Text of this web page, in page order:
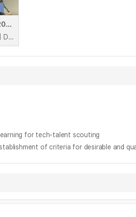
글로벌 인재포럼 2007: HR 글로벌 인재 시장의 트렌드
글로벌 인재포럼 | David Arkless(Manpower Inc), Reiji Ohtaki(Hay Group Asia), Adele M. Yeargen(Hewitt Associates)
learning for tech-talent scouting
of criteria for desirable and